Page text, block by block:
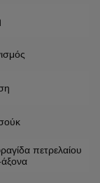
πετρελαίου